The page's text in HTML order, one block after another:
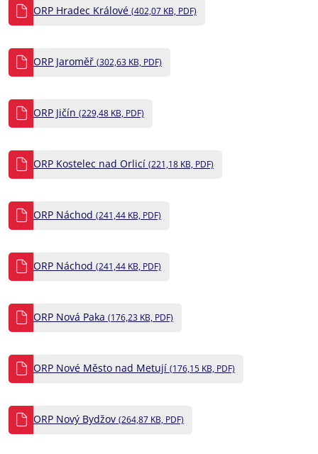
ORP Hradec Králové (402,07 KB, PDF)
ORP Jaroměř (302,63 KB, PDF)
ORP Jičín (229,48 KB, PDF)
ORP Kostelec nad Orlicí (221,18 KB, PDF)
ORP Náchod (241,44 KB, PDF)
ORP Náchod (241,44 KB, PDF)
ORP Nová Paka (176,23 KB, PDF)
ORP Nové Město nad Metují (176,15 KB, PDF)
ORP Nový Bydžov (264,87 KB, PDF)